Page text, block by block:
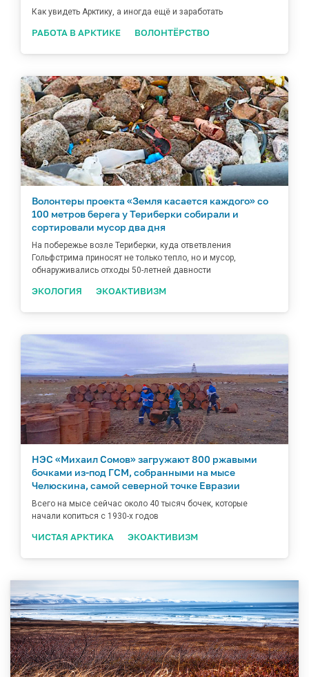
Как увидеть Арктику, а иногда ещё и заработать
РАБОТА В АРКТИКЕ ВОЛОНТЁРСТВО
Волонтеры проекта «Земля касается каждого» со
100 метров берега у Териберки собирали и
сортировали мусор два дня
На побережье возле Териберки, куда ответвления
Гольфстрима приносят не только тепло, но и мусор,
обнаруживались отходы 50-летней давности
ЭКОЛОГИЯ ЭКОАКТИВИЗМ
НЭС «Михаил Сомов» загружают 800 ржавыми
бочками из-под ГСМ, собранными на мысе
Челюскина, самой северной точке Евразии
Всего на мысе сейчас около 40 тысяч бочек, которые
начали копиться с 1930-х годов
ЧИСТАЯ АРКТИКА ЭКОАКТИВИЗМ